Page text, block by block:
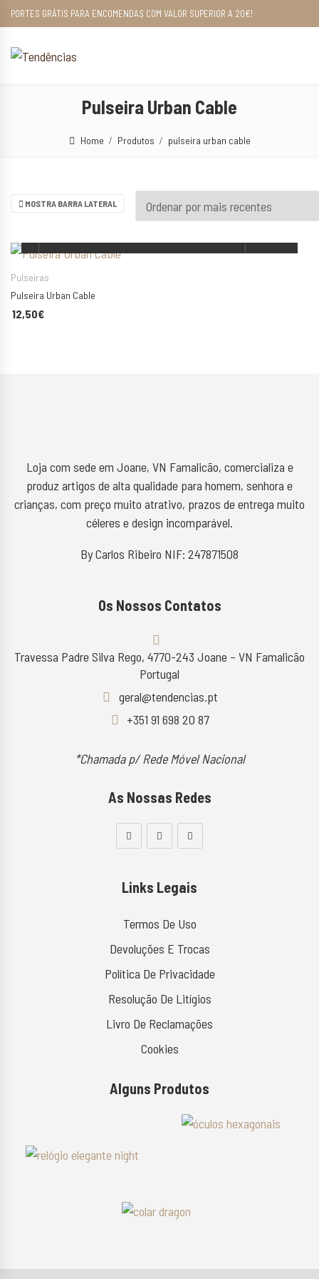
PORTES GRÁTIS PARA ENCOMENDAS COM VALOR SUPERIOR A 20€!
Pulseira Urban Cable
Home Produtos pulseira urban cable
MOSTRA BARRA LATERAL
Pulseiras
Pulseira Urban Cable
12,50€
Loja com sede em Joane, VN Famalicão, comercializa e
produz artigos de alta qualidade para homem, senhora e
crianças, com preço muito atrativo, prazos de entrega muito
céleres e design incomparável.
By Carlos Ribeiro NIF: 247871508
Os Nossos Contatos
Travessa Padre Silva Rego, 4770-243 Joane – VN Famalicão
Portugal
geral@tendencias.pt
+351 91 698 20 87
*Chamada p/ Rede Móvel Nacional
As Nossas Redes
Links Legais
Termos De Uso
Devoluções E Trocas
Política De Privacidade
Resolução De Litígios
Livro De Reclamações
Cookies
Alguns Produtos